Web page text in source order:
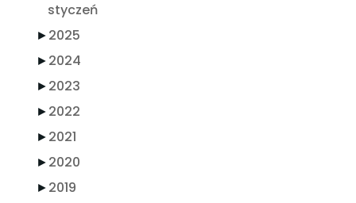
styczeń
►2025
►2024
►2023
►2022
►2021
►2020
►2019